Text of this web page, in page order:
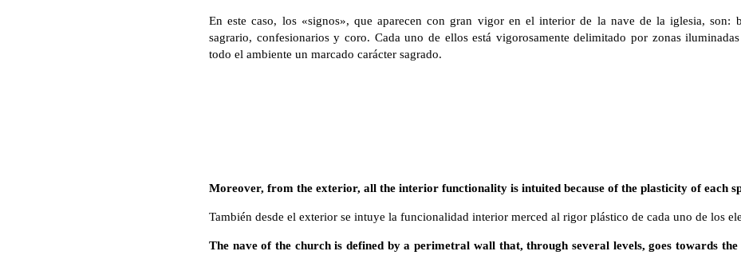
En este caso, los «signos», que aparecen con gran vigor en el interior de la nave de la iglesia, son:
sagrario, confesionarios y coro. Cada uno de ellos está vigorosamente delimitado por zonas
todo el ambiente un marcado carácter sagrado.
Moreover, from the exterior, all the interior functionality is intuited because of the plasticity of each
También desde el exterior se intuye la funcionalidad interior merced al rigor plástico de cada uno de los
The nave of the church is defined by a perimetral wall that, through several levels, goes towards